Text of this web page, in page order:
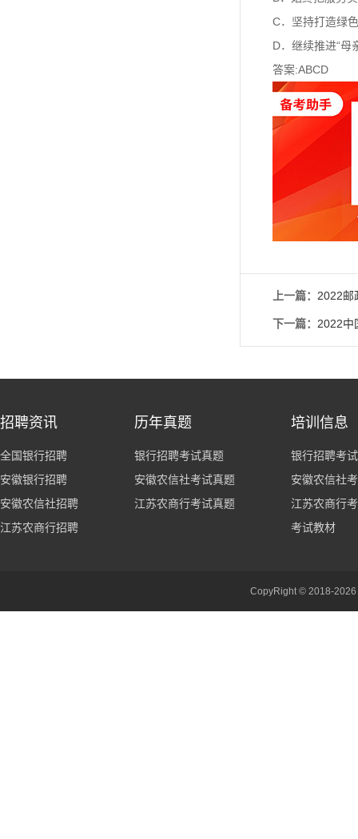
C．坚持打造绿
D．继续推进“母
答案:ABCD
上一篇： 2022邮
下一篇： 2022中
招聘资讯
全国银行招聘
安徽银行招聘
安徽农信社招聘
江苏农商行招聘
历年真题
银行招聘考试真题
安徽农信社考试真题
江苏农商行考试真题
培训信息
银行招聘考
安徽农信社
江苏农商行
考试教材
CopyRight © 2018-